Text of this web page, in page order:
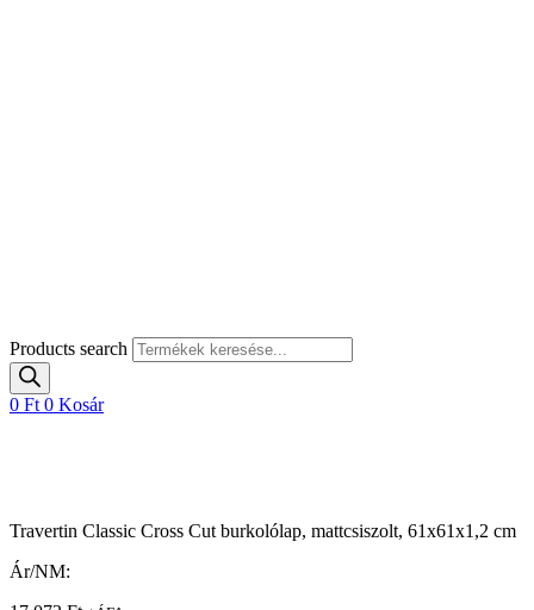
Products search
0 Ft 0 Kosár
Travertin Classic Cross Cut burkolólap, mattcsiszolt, 61x61x1,2 cm
Ár/NM: